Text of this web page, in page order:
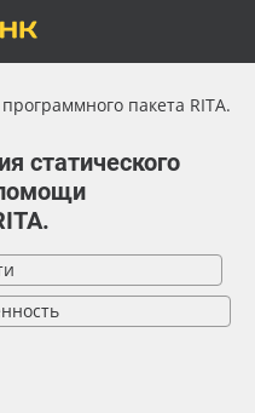
пакета RITA.
статического